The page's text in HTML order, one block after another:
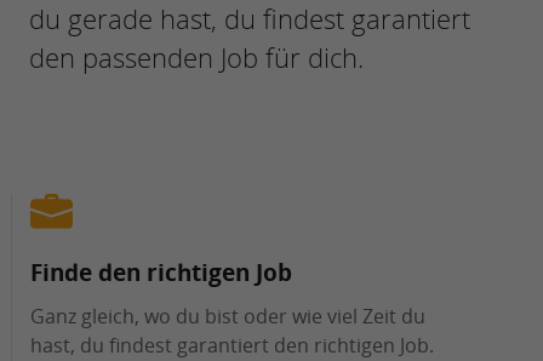
du gerade hast, du findest garantiert
den passenden Job für dich.
Finde den richtigen Job
Ganz gleich, wo du bist oder wie viel Zeit du
hast, du findest garantiert den richtigen Job.